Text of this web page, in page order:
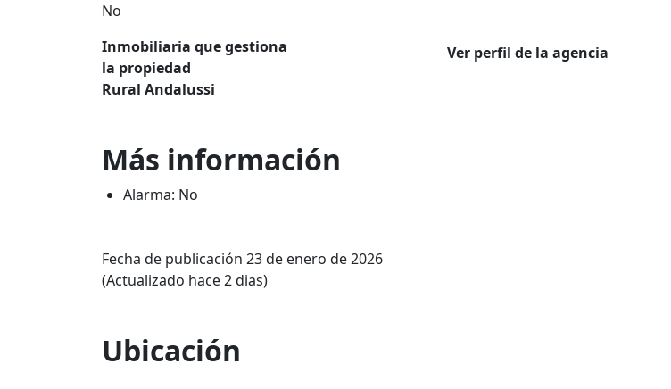
No
Inmobiliaria que gestiona
la propiedad
Rural Andalussi
Ver perfil de la agencia
Más información
Alarma: No
Fecha de publicación 23 de enero de 2026
(Actualizado hace 2 dias)
Ubicación